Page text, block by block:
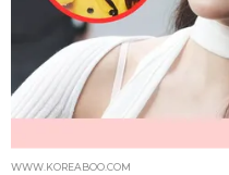
WWW.KOREABOO.COM